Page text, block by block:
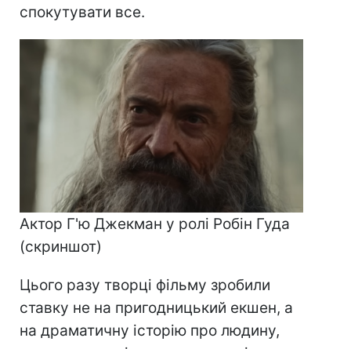
спокутувати все.
Актор Г'ю Джекман у ролі Робін Гуда
(скриншот)
Цього разу творці фільму зробили
ставку не на пригодницький екшен, а
на драматичну історію про людину,